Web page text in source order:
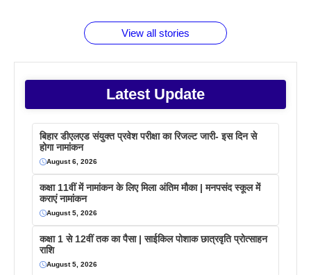
View all stories
Latest Update
बिहार डीएलएड संयुक्त प्रवेश परीक्षा का रिजल्ट जारी- इस दिन से
होगा नामांकन
August 6, 2026
कक्षा 11वीं में नामांकन के लिए मिला अंतिम मौका | मनपसंद स्कूल में
कराएं नामांकन
August 5, 2026
कक्षा 1 से 12वीं तक का पैसा | साईकिल पोशाक छात्रवृति प्रोत्साहन
राशि
August 5, 2026